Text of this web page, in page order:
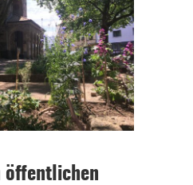
öffentlichen